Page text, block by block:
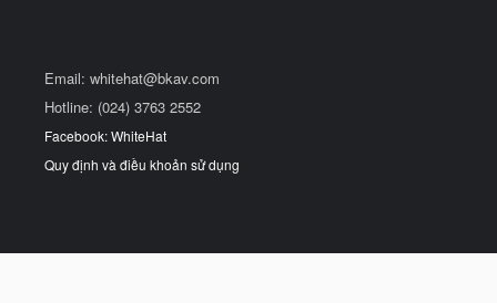
Email: whitehat@bkav.com
Hotline: (024) 3763 2552
Facebook: WhiteHat
Quy định và điều khoản sử dụng